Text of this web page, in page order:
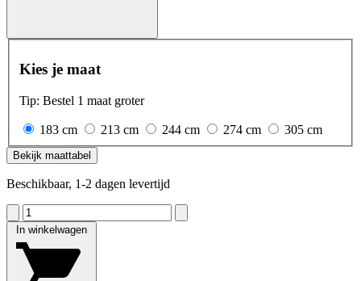
Kies je maat
Tip: Bestel 1 maat groter
183 cm 213 cm 244 cm 274 cm 305 cm
Bekijk maattabel
Beschikbaar, 1-2 dagen levertijd
In winkelwagen